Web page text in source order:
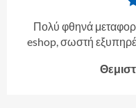
Πολύ φθηνά
eshop, σωστή